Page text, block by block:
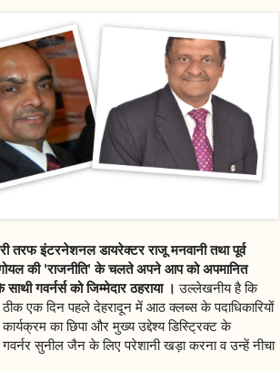
तरफ इंटरनेशनल डायरेक्टर राजू मनवानी तथा पूर्व
की 'राजनीति' के चलते अपने आप को अपमानित
गवर्नर्स को जिम्मेदार ठहराया । उल्लेखनीय है कि
एक दिन पहले देहरादून में आठ क्लब्स के पदाधिकारियों
का छिपा और मुख्य उद्देश्य डिस्ट्रिक्ट के
सुनील जैन के लिए परेशानी खड़ा करना व उन्हें नीचा